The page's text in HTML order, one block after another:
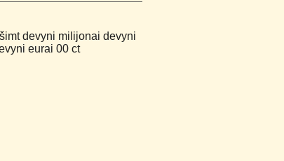
devyni milijonai devyni
eurai 00 ct